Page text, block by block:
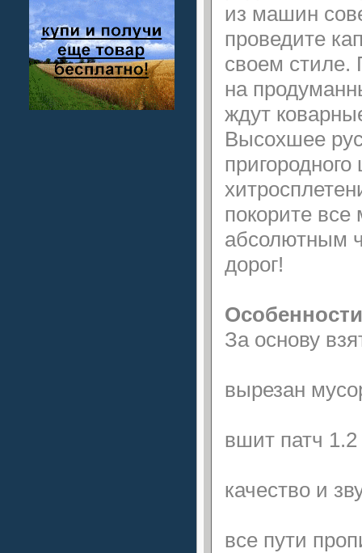
из машин
проведите
своем стиле.
на
ждут
Высохшее
покорите
абсолютным
дорог!
За основу
вырезан
вшит патч 1.2
качество и
все пути